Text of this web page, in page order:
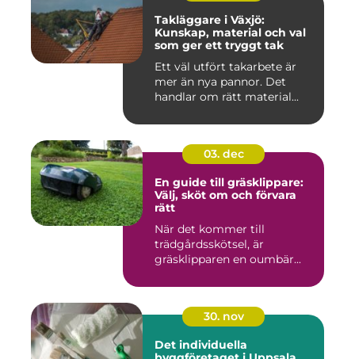
Takläggare i Växjö:
Kunskap, material och val
som ger ett tryggt tak
Ett väl utfört takarbete är
mer än nya pannor. Det
handlar om rätt material...
03. dec
En guide till gräsklippare:
Välj, sköt om och förvara
rätt
När det kommer till
trädgårdsskötsel, är
gräsklipparen en oumbär...
30. nov
Det individuella